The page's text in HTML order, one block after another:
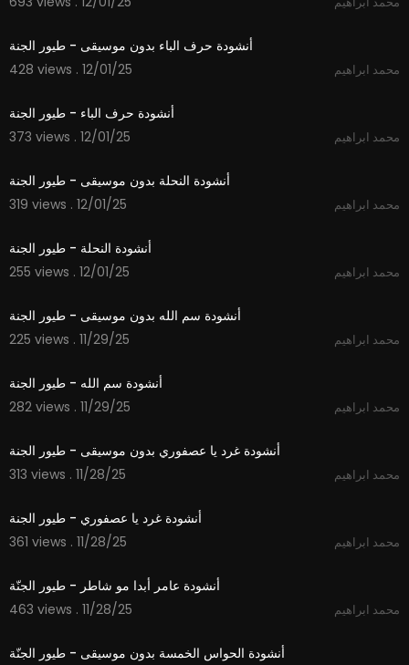
أنشودة حرف الباء بدون موسيقى - طيور الجنة
428 views . 12/01/25
محمد ابراهيم
أنشودة حرف الباء - طيور الجنة
373 views . 12/01/25
محمد ابراهيم
أنشودة النحلة بدون موسيقى - طيور الجنة
319 views . 12/01/25
محمد ابراهيم
أنشودة النحلة - طيور الجنة
255 views . 12/01/25
محمد ابراهيم
أنشودة سم الله بدون موسيقى - طيور الجنة
225 views . 11/29/25
محمد ابراهيم
أنشودة سم الله - طيور الجنة
282 views . 11/29/25
محمد ابراهيم
أنشودة غرد يا عصفوري بدون موسيقى - طيور الجنة
313 views . 11/28/25
محمد ابراهيم
أنشودة غرد يا عصفوري - طيور الجنة
361 views . 11/28/25
محمد ابراهيم
أنشودة عامر أبدا مو شاطر - طيور الجنّة
463 views . 11/28/25
محمد ابراهيم
أنشودة الحواس الخمسة بدون موسيقى - طيور الجنّة